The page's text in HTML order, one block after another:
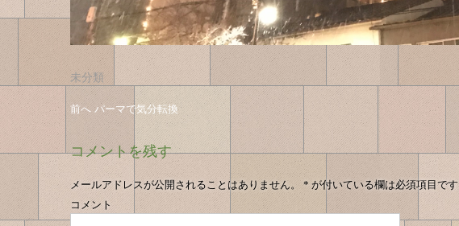
未分類
投
稿
の
ナ
ビ
投
稿
ナ
ビ
ゲ
ー
シ
前へ 前
の
投
稿
へ
パーマで気分転換
コメントを残す
メールアドレスが公開されることはありません。 * が付いている欄は必須項目です
コメント